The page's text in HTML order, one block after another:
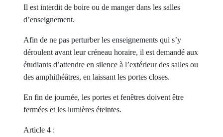
Il est interdit de boire ou de manger dans les salles
d’enseignement.
Afin de ne pas perturber les enseignements qui s’y
déroulent avant leur créneau horaire, il est demandé aux
étudiants d’attendre en silence à l’extérieur des salles ou
des amphithéâtres, en laissant les portes closes.
En fin de journée, les portes et fenêtres doivent être
fermées et les lumières éteintes.
Article 4 :